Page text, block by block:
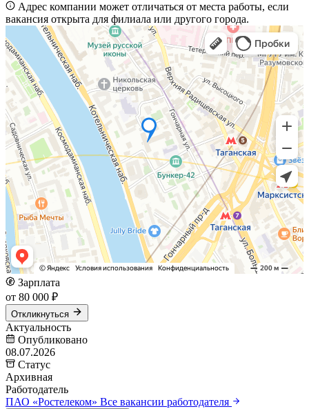
Адрес компании может отличаться от места работы, если
вакансия открыта для филиала или другого города.
Зарплата
от 80 000 ₽
Откликнуться
Актуальность
Опубликовано
08.07.2026
Статус
Архивная
Работодатель
ПАО «Ростелеком» Все вакансии работодателя